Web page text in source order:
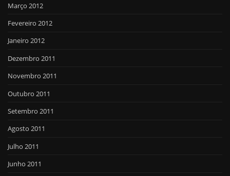
Março 2012
Fevereiro 2012
Janeiro 2012
Dezembro 2011
Novembro 2011
Outubro 2011
Setembro 2011
Agosto 2011
Julho 2011
Junho 2011